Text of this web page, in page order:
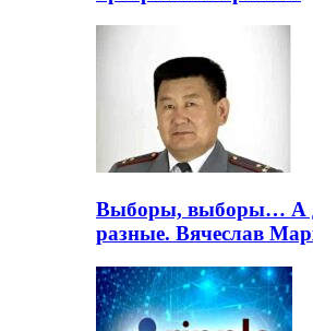
Выборы, выборы… А
разные. Вячеслав